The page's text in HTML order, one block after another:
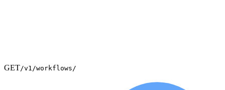
GET/v1/workflows/